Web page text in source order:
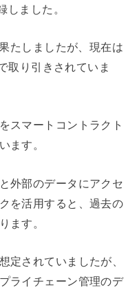
しました。
たしましたが、現在は
取り引きされていま
スマートコントラクト
ます。
外部のデータにアクセ
を活用すると、過去の
ます。
定されていましたが、
ライチェーン管理のデ